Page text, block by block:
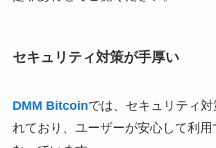
セキュリティ対策が手厚い
DMM Bitcoinでは、セキュリティ対
れており、ユーザーが安心して利用